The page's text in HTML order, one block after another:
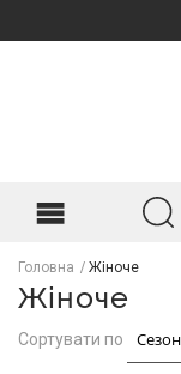
Головна Жіноче
Жіноче
Сортувати по